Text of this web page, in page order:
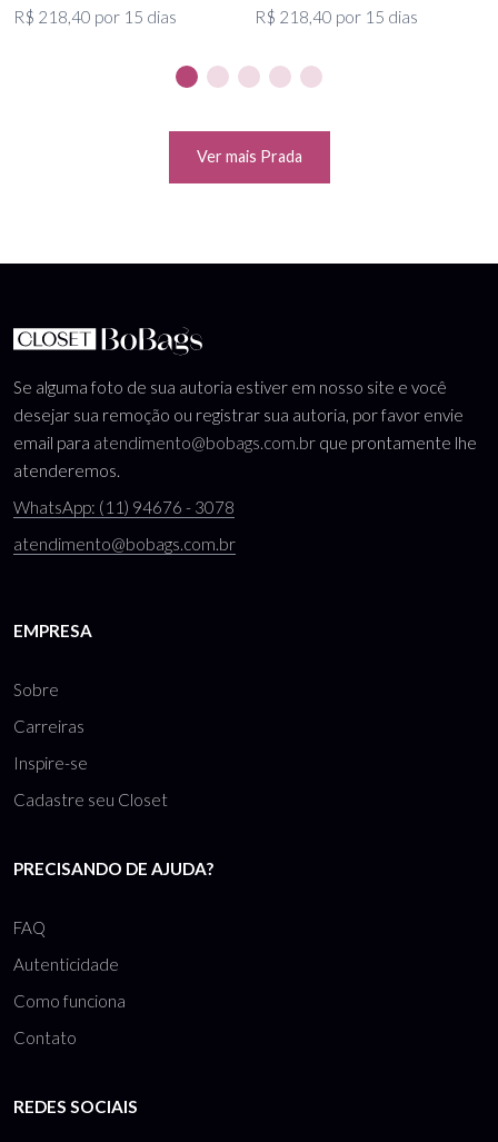
R$ 218,40 por 15 dias
R$ 218,40 por 15 dias
Ver mais Prada
Se alguma foto de sua autoria estiver em nosso site e você
desejar sua remoção ou registrar sua autoria, por favor envie
email para atendimento@bobags.com.br que prontamente lhe
atenderemos.
WhatsApp: (11) 94676 - 3078
atendimento@bobags.com.br
EMPRESA
Sobre
Carreiras
Inspire-se
Cadastre seu Closet
PRECISANDO DE AJUDA?
FAQ
Autenticidade
Como funciona
Contato
REDES SOCIAIS